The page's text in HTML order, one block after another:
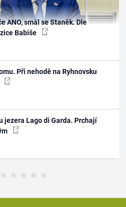
ANO, smál se Staněk. Dle
Babiše
Při nehodě na Ryhnovsku
jezera Lago di Garda. Prchají